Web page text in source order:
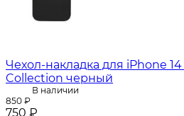
Чехол-накладка для iPhone
Collection черный
В наличии
850 ₽
750 ₽